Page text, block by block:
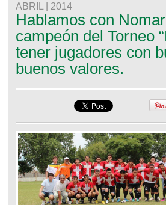
ABRIL | 2014
Hablamos con
campeón del Torneo
tener jugadores con
buenos valores.